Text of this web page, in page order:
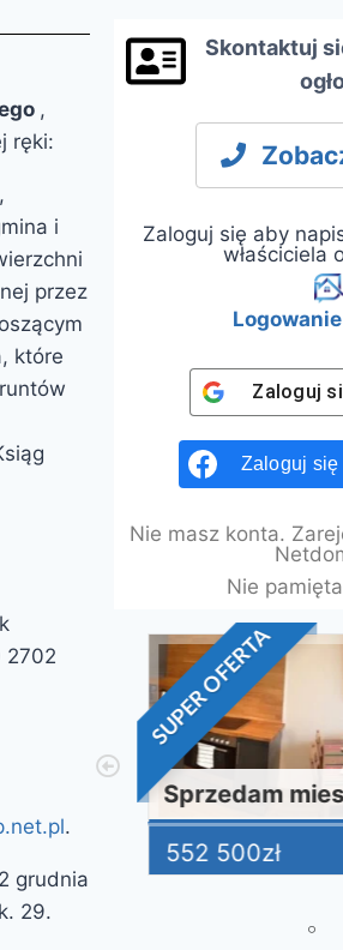
,
ręki:
i
przez
które
2702
.
grudnia
29.
Skontaktuj
Zaloguj się aby
właściciela
Zaloguj
Zaloguj się
Nie masz konta.
Nie
SUPER OFERTA
552 500zł